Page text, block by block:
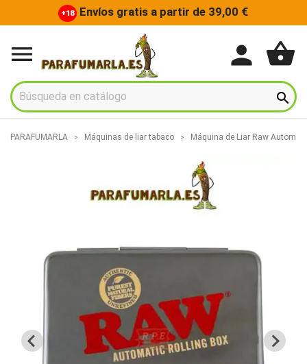
+18 Envíos gratis a partir de 39,00 €
 person shopping_basket

PARAFUMARLA Máquinas de liar tabaco Máquina de Liar Raw